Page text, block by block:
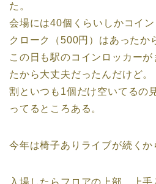
た。
会場には40個くらいしかコイン
クローク（500円）はあったか
この日も駅のコインロッカー
たから大丈夫だったんだけど。
割といつも1個だけ空いてるの
ってるところある。
今年は椅子ありライブが続くか